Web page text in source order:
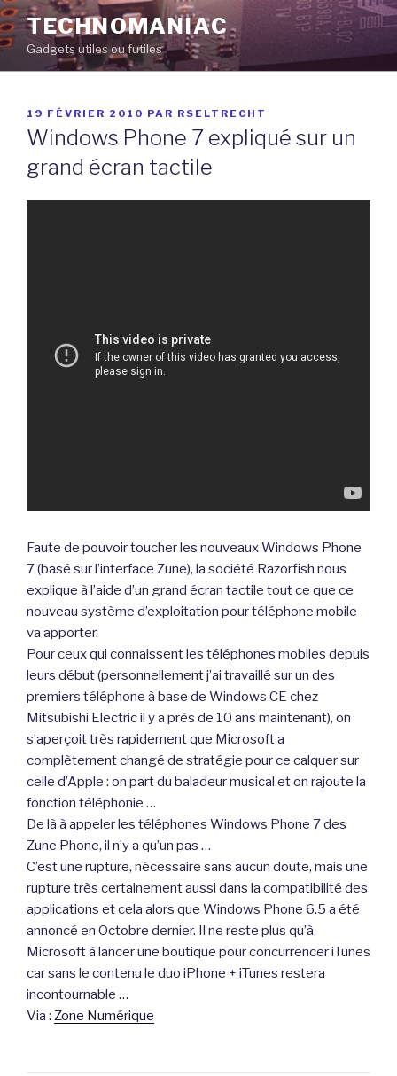
Aller
au
contenu
principal
TECHNOMANIAC
Gadgets utiles ou futiles
PUBLIÉ
LE
19 FÉVRIER 2010 PAR RSELTRECHT
Windows Phone 7 expliqué sur un
grand écran tactile
Faute de pouvoir toucher les nouveaux Windows Phone
7 (basé sur l’interface Zune), la société Razorfish nous
explique à l’aide d’un grand écran tactile tout ce que ce
nouveau système d’exploitation pour téléphone mobile
va apporter.
Pour ceux qui connaissent les téléphones mobiles depuis
leurs début (personnellement j’ai travaillé sur un des
premiers téléphone à base de Windows CE chez
Mitsubishi Electric il y a près de 10 ans maintenant), on
s’aperçoit très rapidement que Microsoft a
complètement changé de stratégie pour ce calquer sur
celle d’Apple : on part du baladeur musical et on rajoute la
fonction téléphonie …
De là à appeler les téléphones Windows Phone 7 des
Zune Phone, il n’y a qu’un pas …
C’est une rupture, nécessaire sans aucun doute, mais une
rupture très certainement aussi dans la compatibilité des
applications et cela alors que Windows Phone 6.5 a été
annoncé en Octobre dernier. Il ne reste plus qu’à
Microsoft à lancer une boutique pour concurrencer iTunes
car sans le contenu le duo iPhone + iTunes restera
incontournable …
Via : Zone Numérique